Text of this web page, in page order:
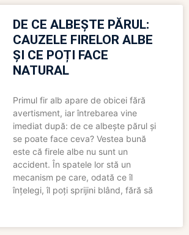
DE CE ALBEȘTE PĂRUL:
CAUZELE FIRELOR ALBE
ȘI CE POȚI FACE
NATURAL
Primul fir alb apare de obicei fără
avertisment, iar întrebarea vine
imediat după: de ce albește părul și
se poate face ceva? Vestea bună
este că firele albe nu sunt un
accident. În spatele lor stă un
mecanism pe care, odată ce îl
înțelegi, îl poți sprijini blând, fără să